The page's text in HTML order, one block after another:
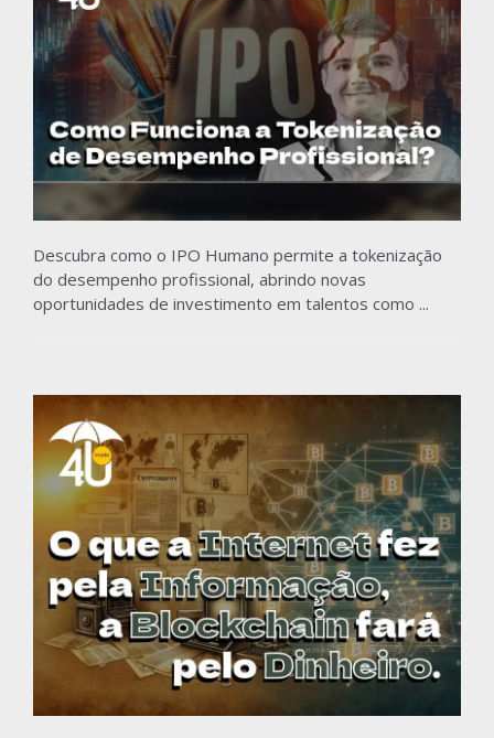
Descubra como o IPO Humano permite a tokenização
do desempenho profissional, abrindo novas
oportunidades de investimento em talentos como ...